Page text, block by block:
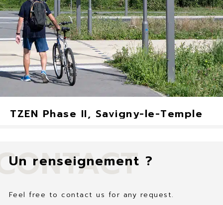
TZEN Phase II, Savigny-le-Temple
Un renseignement ?
Feel free to contact us for any request.